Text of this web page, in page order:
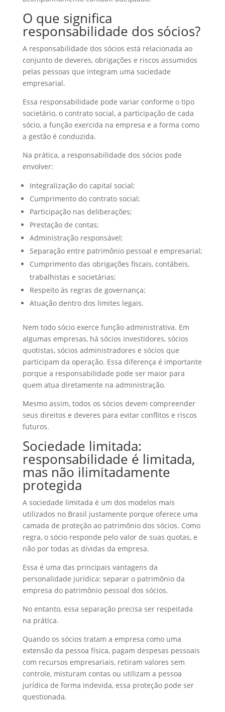
O que significa
responsabilidade dos sócios?
A responsabilidade dos sócios está relacionada ao
conjunto de deveres, obrigações e riscos assumidos
pelas pessoas que integram uma sociedade
empresarial.
Essa responsabilidade pode variar conforme o tipo
societário, o contrato social, a participação de cada
sócio, a função exercida na empresa e a forma como
a gestão é conduzida.
Na prática, a responsabilidade dos sócios pode
envolver:
Integralização do capital social;
Cumprimento do contrato social;
Participação nas deliberações;
Prestação de contas;
Administração responsável;
Separação entre patrimônio pessoal e empresarial;
Cumprimento das obrigações fiscais, contábeis,
trabalhistas e societárias;
Respeito às regras de governança;
Atuação dentro dos limites legais.
Nem todo sócio exerce função administrativa. Em
algumas empresas, há sócios investidores, sócios
quotistas, sócios administradores e sócios que
participam da operação. Essa diferença é importante
porque a responsabilidade pode ser maior para
quem atua diretamente na administração.
Mesmo assim, todos os sócios devem compreender
seus direitos e deveres para evitar conflitos e riscos
futuros.
Sociedade limitada:
responsabilidade é limitada,
mas não ilimitadamente
protegida
A sociedade limitada é um dos modelos mais
utilizados no Brasil justamente porque oferece uma
camada de proteção ao patrimônio dos sócios. Como
regra, o sócio responde pelo valor de suas quotas, e
não por todas as dívidas da empresa.
Essa é uma das principais vantagens da
personalidade jurídica: separar o patrimônio da
empresa do patrimônio pessoal dos sócios.
No entanto, essa separação precisa ser respeitada
na prática.
Quando os sócios tratam a empresa como uma
extensão da pessoa física, pagam despesas pessoais
com recursos empresariais, retiram valores sem
controle, misturam contas ou utilizam a pessoa
jurídica de forma indevida, essa proteção pode ser
questionada.